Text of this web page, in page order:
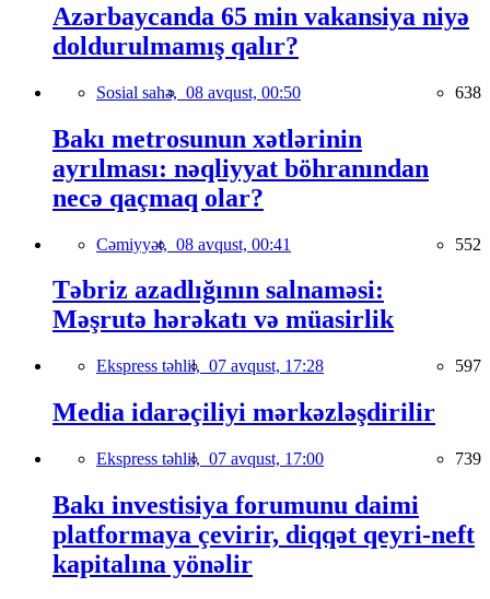
Azərbaycanda 65 min vakansiya niyə
doldurulmamış qalır?
Sosial sahə, 08 avqust, 00:50 638
Bakı metrosunun xətlərinin
ayrılması: nəqliyyat böhranından
necə qaçmaq olar?
Cəmiyyət, 08 avqust, 00:41 552
Təbriz azadlığının salnaməsi:
Məşrutə hərəkatı və müasirlik
Ekspress təhlil, 07 avqust, 17:28 597
Media idarəçiliyi mərkəzləşdirilir
Ekspress təhlil, 07 avqust, 17:00 739
Bakı investisiya forumunu daimi
platformaya çevirir, diqqət qeyri-neft
kapitalına yönəlir